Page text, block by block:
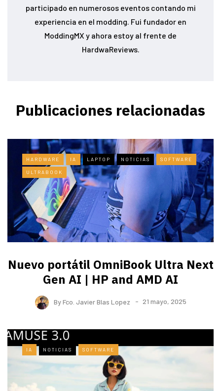
participado en numerosos eventos contando mi
experiencia en el modding. Fui fundador en
ModdingMX y ahora estoy al frente de
HardwaReviews.
Publicaciones relacionadas
HARDWARE IA LAPTOP NOTICIAS SOFTWARE
ULTRABOOK
Nuevo portátil OmniBook Ultra ​Next
Gen AI | HP and AMD AI
ByFco. Javier Blas Lopez 21 mayo, 2025
IA NOTICIAS SOFTWARE